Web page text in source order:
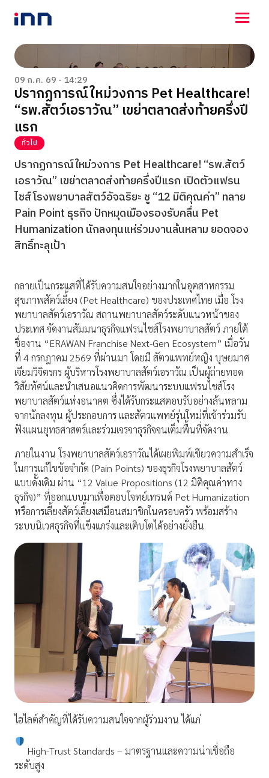
NEWS
ENTERTAINMENT
LIFESTYLE
HOROSCOPE
LOTTERY
VIDEO
ร่วมด้วยช่วยกัน
09 ก.ค. 69 - 14:29
ปรากฏการณ์ใหม่วงการ Pet Healthcare!
“รพ.สัตว์เอราวัณ” เขย่าตลาดส่งท้ายครึ่งปี
แรก
ทั่วไป
ปรากฏการณ์ใหม่วงการ Pet Healthcare! “รพ.สัตว์
เอราวัณ” เขย่าตลาดส่งท้ายครึ่งปีแรก เปิดตัวแฟรน
ไชส์โรงพยาบาลสัตว์อัจฉริยะ ชู “12 มิติคุณค่า” ทลาย
Pain Point ธุรกิจ ปักหมุดเมืองรองรับคลื่น Pet
Humanization นักลงทุนแห่ร่วมงานล้นหลาม ยอดจอง
สิทธิ์ทะลุเป้า
กลายเป็นกระแสที่ได้รับความสนใจอย่างมากในอุตสาหกรรม
สุขภาพสัตว์เลี้ยง (Pet Healthcare) ของประเทศไทย เมื่อ โรง
พยาบาลสัตว์เอราวัณ สถานพยาบาลสัตว์ระดับแนวหน้าของ
ประเทศ จัดงานสัมมนาธุรกิจแฟรนไชส์โรงพยาบาลสัตว์ ภายใต้
ชื่องาน “ERAWAN Franchise Next-Gen Ecosystem” เมื่อวัน
ที่ 4 กรกฎาคม 2569 ที่ผ่านมา โดยมี สัตวแพทย์หญิง บุษยมาศ
เจียมวิจิตรกร ผู้บริหารโรงพยาบาลสัตว์เอราวัณ เป็นผู้ถ่ายทอด
วิสัยทัศน์และนำเสนอแนวคิดการพัฒนาระบบแฟรนไชส์โรง
พยาบาลสัตว์แห่งอนาคต ซึ่งได้รับกระแสตอบรับอย่างล้นหลาม
จากนักลงทุน ผู้ประกอบการ และสัตวแพทย์รุ่นใหม่ที่เข้าร่วมรับ
ฟังแผนยุทธศาสตร์และร่วมเจรจาธุรกิจจนเต็มพื้นที่จัดงาน
ภายในงาน โรงพยาบาลสัตว์เอราวัณได้เผยพิมพ์เขียวความสำเร็จ
ในการแก้ไขข้อจำกัด (Pain Points) ของธุรกิจโรงพยาบาลสัตว์
แบบดั้งเดิม ผ่าน “12 Value Propositions (12 มิติคุณค่าทาง
ธุรกิจ)” ที่ออกแบบมาเพื่อตอบโจทย์เทรนด์ Pet Humanization
หรือการเลี้ยงสัตว์เลี้ยงเสมือนสมาชิกในครอบครัว พร้อมสร้าง
ระบบนิเวศธุรกิจที่แข็งแกร่งและเติบโตได้อย่างยั่งยืน
ไฮไลต์สำคัญที่ได้รับความสนใจจากผู้ร่วมงาน ได้แก่
High-Trust Standards – มาตรฐานและความน่าเชื่อถือ
ระดับสูง